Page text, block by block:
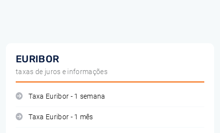
EURIBOR
taxas de juros e informações
Taxa Euribor - 1 semana
Taxa Euribor - 1 mês